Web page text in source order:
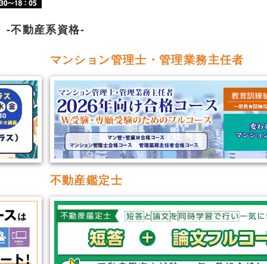
不動産系資格
マンション管理士・管理業務主任者
不動産鑑定士